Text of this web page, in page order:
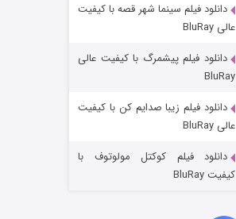
جادوگری در مغولستان
دانلود فیلم سینما شهر قصه با کیفیت
عالی BluRay
دانلود فیلم پیشمرگ با کیفیت عالی
BluRay
دانلود فیلم زیبا صدایم کن با کیفیت
عالی BluRay
دانلود فیلم کوکتل مولوتوف با
کیفیت BluRay